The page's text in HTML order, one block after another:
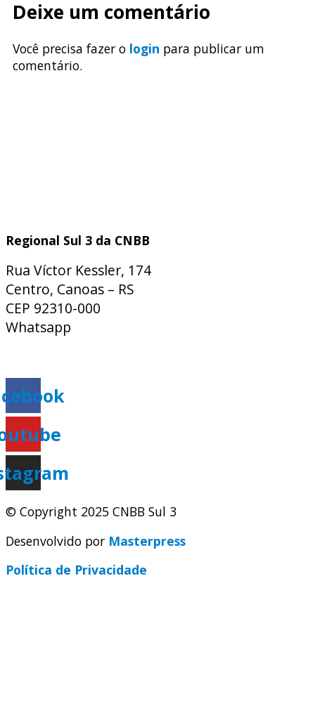
Deixe um comentário
Você precisa fazer o login para publicar um
comentário.
Regional Sul 3 da CNBB
Rua Víctor Kessler, 174
Centro, Canoas – RS
CEP 92310-000
Whatsapp
© Copyright 2025 CNBB Sul 3
Desenvolvido por Masterpress
Política de Privacidade